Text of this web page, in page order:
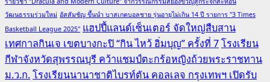
วัฒนธรรมร่วมใหม่ อัสสัมชัญ ขึ้นนำ บาสเกตบอลชาย รุ่นอายุไม่เกิน 14 ปี รายการ "3 Times
Basketball League 2025" แฮปปี้แลนด์เซ็นเตอร์ จัดใหญ่สืบสาน
เทศกาลกินเจ เขตบางกะปิ “กิน ไหว้ อิ่มบุญ” ครั้งที่ 7โรงเรียน
กีฬาจังหวัดสุพรรณบุรี คว้าแชมป์ตะกร้อหญิงถ้วยพระราชทาน
ม.ว.ก.โรงเรียนนานาชาติไบรท์ตัน คอลเลจ กรุงเทพฯ เปิดรับ